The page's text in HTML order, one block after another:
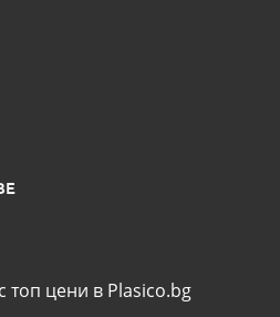
цени в Plasico.bg